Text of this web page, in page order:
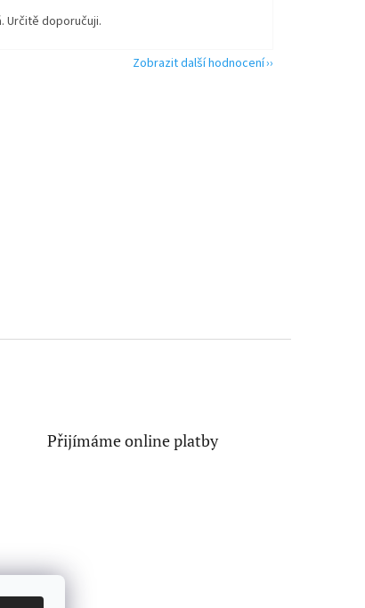
Určitě doporučuji.
Zobrazit další hodnocení
Přijímáme online platby